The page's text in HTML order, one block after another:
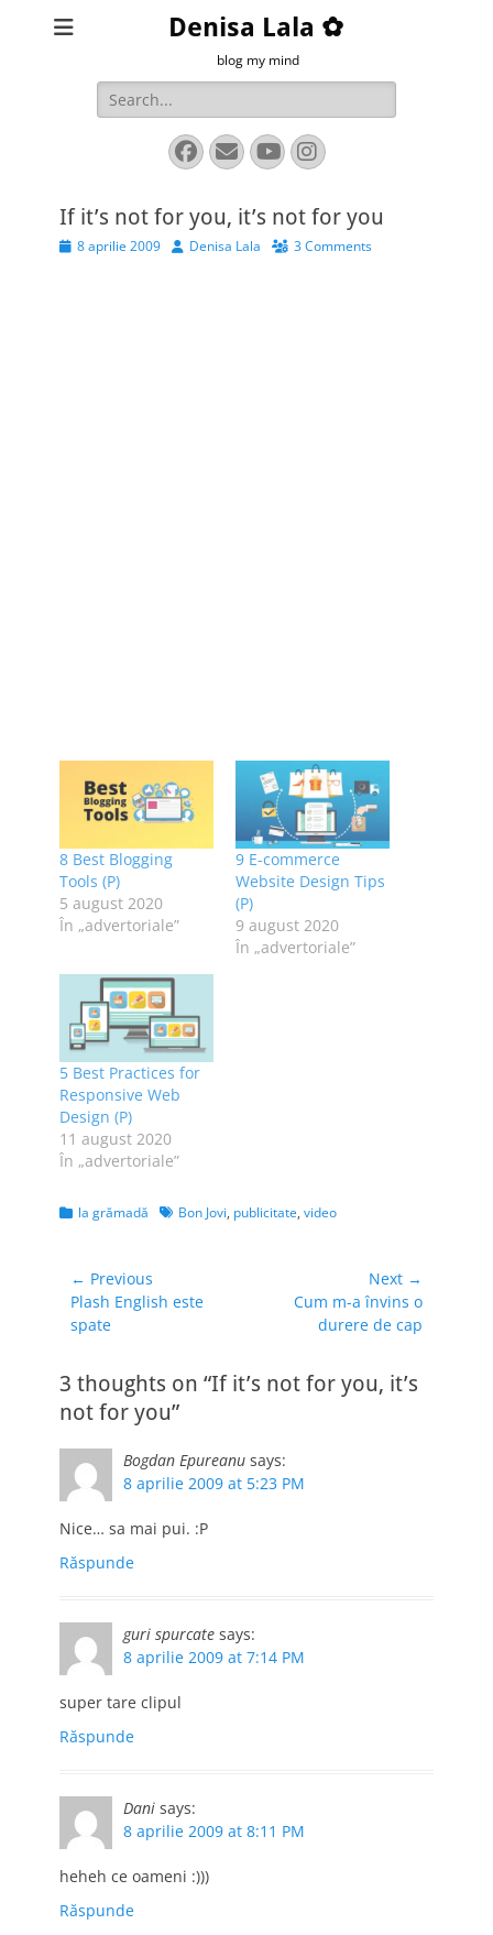
Denisa Lala ✿
blog my mind
Search
for:
Facebook
EmailYouTube
Instagram
If it’s not for you, it’s not for you
Posted
8 aprilie 2009 AuthorDenisa Lala 3 Comments
8 Best Blogging
Tools (P)
5 august 2020
În „advertoriale”
9 E-commerce
Website Design Tips
(P)
9 august 2020
În „advertoriale”
5 Best Practices for
Responsive Web
Design (P)
11 august 2020
În „advertoriale”
Categories
la grămadă TagsBon Jovi, publicitate, video
Navigare
în
articole
← Previous
Previous
post:
Plash English este
spate
Next →
Cum m-a învins o
durere de cap
3 thoughts on “If it’s not for you, it’s
not for you”
Bogdan Epureanu says:
8 aprilie 2009 at 5:23 PM
Nice… sa mai pui. :P
Răspunde
guri spurcate says:
8 aprilie 2009 at 7:14 PM
super tare clipul
Răspunde
Dani says:
8 aprilie 2009 at 8:11 PM
heheh ce oameni :)))
Răspunde